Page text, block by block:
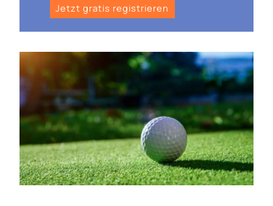
Jetzt gratis registrieren